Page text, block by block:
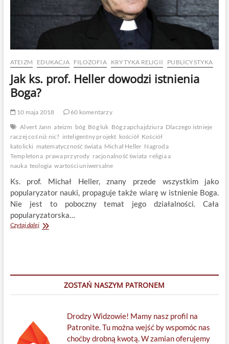
ATEIZM EDUKACJA FILOZOFIA KRYTYKA RELIGII PUBLICYSTYKA
Jak ks. prof. Heller dowodzi istnienia
Boga?
10 maja 2018
60 komentarzy
Alvert Jann ateizm bóg Bóg luk Bóg zapchajdziura Dlaczego istnieje
raczej coś niż nic? inteligentny projekt kościół Kościół
katolicki matematyczność świata Michał Heller Nagroda
Templetona prawa przyrody racjonalność świata religia a
nauka teologia wartości uniwersalne
Ks. prof. Michał Heller, znany przede wszystkim jako
popularyzator nauki, propaguje także wiarę w istnienie Boga.
Nie jest to poboczny temat jego działalności. Cała
popularyzatorska…
Czytaj dalejJak
ZOSTAŃ NASZYM PATRONEM
Drodzy Widzowie! Mamy nasz profil na
Patronite. Tu można wejść by wspomóc nas
choćby drobną kwotą. W zamian oferujemy